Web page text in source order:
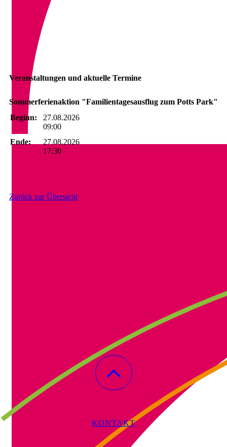
Veranstaltungen und aktuelle Termine
Sommerferienaktion "Familientagesausflug zum Potts Park"
Beginn:
27.08.2026
09:00
Ende:
27.08.2026
17:30
Zurück zur Übersicht
KONTAKT